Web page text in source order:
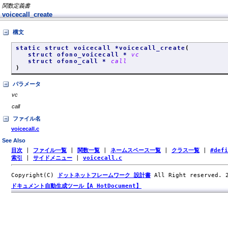
関数定義書
voicecall_create
構文
static struct voicecall *voicecall_create (
struct ofono_voicecall * vc
struct ofono_call * call
)
パラメータ
vc
call
ファイル名
voicecall.c
See Also
目次 ファイル一覧 関数一覧 ネームスペース一覧 クラス一覧
索引
サイドメニュー voicecall.c
Copyright(C) ドットネットフレームワーク 設計書 All Right reserved.
ドキュメント自動生成ツール【A HotDocument】